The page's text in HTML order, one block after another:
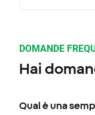
DOMANDE
Hai
Qual è una